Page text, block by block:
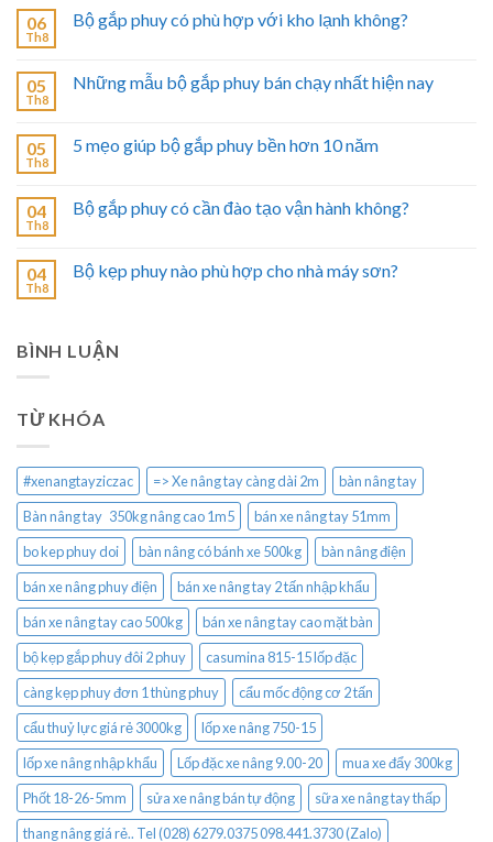
06
Th8
Bộ gắp phuy có phù hợp với kho lạnh không?
05
Th8
Những mẫu bộ gắp phuy bán chạy nhất hiện nay
05
Th8
5 mẹo giúp bộ gắp phuy bền hơn 10 năm
04
Th8
Bộ gắp phuy có cần đào tạo vận hành không?
04
Th8
Bộ kẹp phuy nào phù hợp cho nhà máy sơn?
BÌNH LUẬN
TỪ KHÓA
#xenangtayziczac => Xe nâng tay càng dài 2m
bàn nâng tay
Bàn nâng tay 350kg nâng cao 1m5
bán xe nâng tay 51mm
bo kep phuy doi
bàn nâng có bánh xe 500kg
bàn nâng điện
bán xe nâng phuy điện
bán xe nâng tay 2 tấn nhập khẩu
bán xe nâng tay cao 500kg
bán xe nâng tay cao mặt bàn
bộ kẹp gắp phuy đôi 2 phuy
casumina 815-15 lốp đặc
càng kẹp phuy đơn 1 thùng phuy
cẩu mốc động cơ 2 tấn
cẩu thuỷ lực giá rẻ 3000kg
lốp xe nâng 750-15
lốp xe nâng nhập khẩu
Lốp đặc xe nâng 9.00-20
mua xe đẩy 300kg
Phốt 18-26-5mm
sửa xe nâng bán tự động
sữa xe nâng tay thấp
thang nâng giá rẻ.. Tel (028) 6279.0375 098.441.3730 (Zalo)